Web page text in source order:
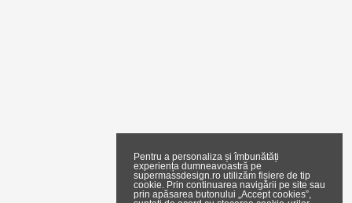
Pentru a personaliza și îmbunătăți
experiența dumneavoastră pe
supermassdesign.ro utilizăm fișiere de tip
cookie. Prin continuarea navigării pe site sau
prin apăsarea butonului „Accept cookies”,